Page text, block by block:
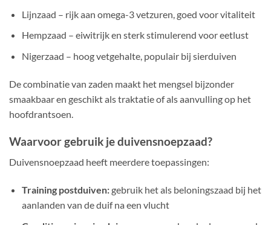
Lijnzaad – rijk aan omega-3 vetzuren, goed voor vitaliteit
Hempzaad – eiwitrijk en sterk stimulerend voor eetlust
Nigerzaad – hoog vetgehalte, populair bij sierduiven
De combinatie van zaden maakt het mengsel bijzonder
smaakbaar en geschikt als traktatie of als aanvulling op het
hoofdrantsoen.
Waarvoor gebruik je duivensnoepzaad?
Duivensnoepzaad heeft meerdere toepassingen:
Training postduiven:gebruik het als beloningszaad bij het
aanlanden van de duif na een vlucht